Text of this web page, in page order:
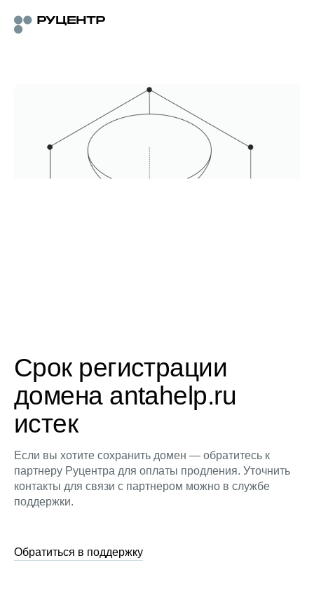
Срок регистрации
домена antahelp.ru
истек
Если вы хотите сохранить домен — обратитесь к
партнеру Руцентра для оплаты продления. Уточнить
контакты для связи с партнером можно в службе
поддержки.
Обратиться в поддержку